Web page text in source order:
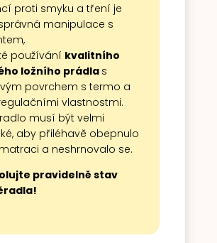
proti smyku a tření je
manipulace s
používání kvalitního
ložního prádla s
povrchem s termo a
vlastnostmi.
musí být velmi
aby přiléhavě obepnulo
a neshrnovalo se.
pravidelně stav